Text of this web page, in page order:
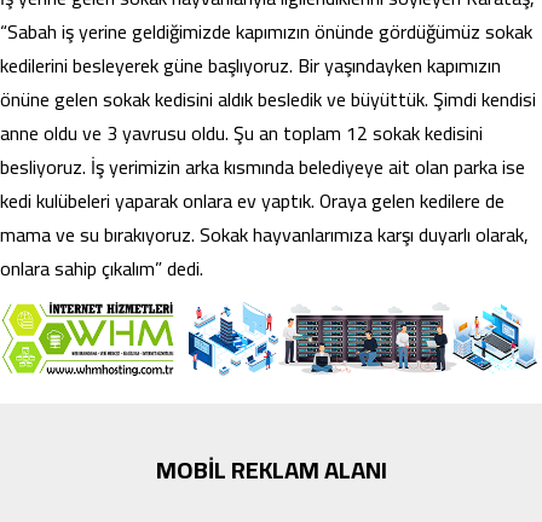
“Sabah iş yerine geldiğimizde kapımızın önünde gördüğümüz sokak
kedilerini besleyerek güne başlıyoruz. Bir yaşındayken kapımızın
önüne gelen sokak kedisini aldık besledik ve büyüttük. Şimdi kendisi
anne oldu ve 3 yavrusu oldu. Şu an toplam 12 sokak kedisini
besliyoruz. İş yerimizin arka kısmında belediyeye ait olan parka ise
kedi kulübeleri yaparak onlara ev yaptık. Oraya gelen kedilere de
mama ve su bırakıyoruz. Sokak hayvanlarımıza karşı duyarlı olarak,
onlara sahip çıkalım” dedi.
MOBİL REKLAM ALANI